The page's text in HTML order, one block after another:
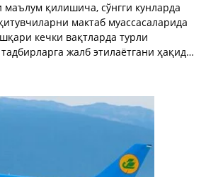
маълум қилишича, сўнгги кунларда
мактаб муассасаларида
кечки вақтларда турли
жалб этилаётгани ҳақида
тушмоқда.